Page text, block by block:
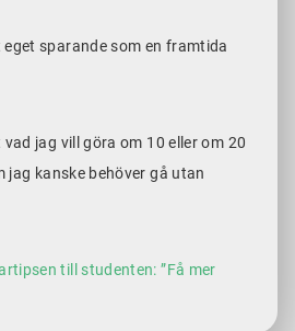
sparande som en framtida
jag vill göra om 10 eller om 20
jag kanske behöver gå utan
till studenten: ”Få mer